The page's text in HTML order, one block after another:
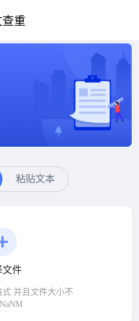
重
粘贴文本
文件
并且文件大小不